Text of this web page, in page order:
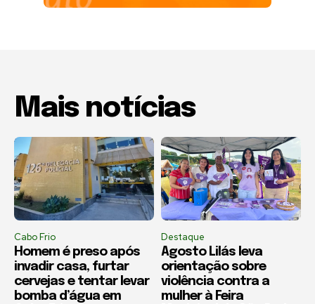
Mais notícias
Cabo Frio
Homem é preso após
invadir casa, furtar
cervejas e tentar levar
bomba d’água em
Destaque
Agosto Lilás leva
orientação sobre
violência contra a
mulher à Feira